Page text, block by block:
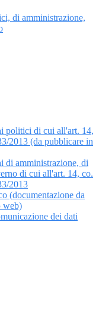
di amministrazione,
politici di cui all'art. 14,
2013 (da pubblicare in
di amministrazione, di
di cui all'art. 14, co.
2013
(documentazione da
web)
dei dati